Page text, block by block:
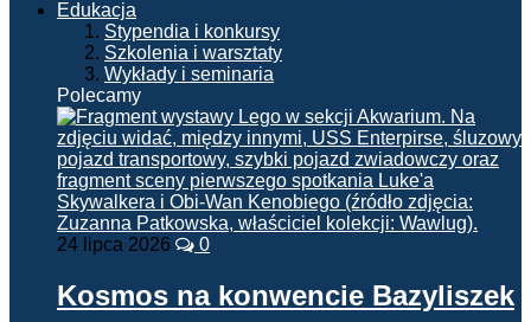
Edukacja
Stypendia i konkursy
Szkolenia i warsztaty
Wykłady i seminaria
Polecamy
24 lipca 2026 0
Kosmos na konwencie Bazyliszek